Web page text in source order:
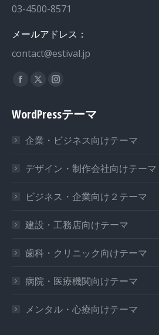
03-4500-8571
メールアドレス：
contact@estival.jp
私達を見つけてください：
WordPressテーマ
企業・ビジネス向けテーマ
デザイン・制作会社向けテーマ
ビジネス・企業向け２テーマ
建設・工務店向けテーマ
歯科・クリニック向けテーマ
病院・医療機関向けテーマ
メンタル・心療向けテーマ